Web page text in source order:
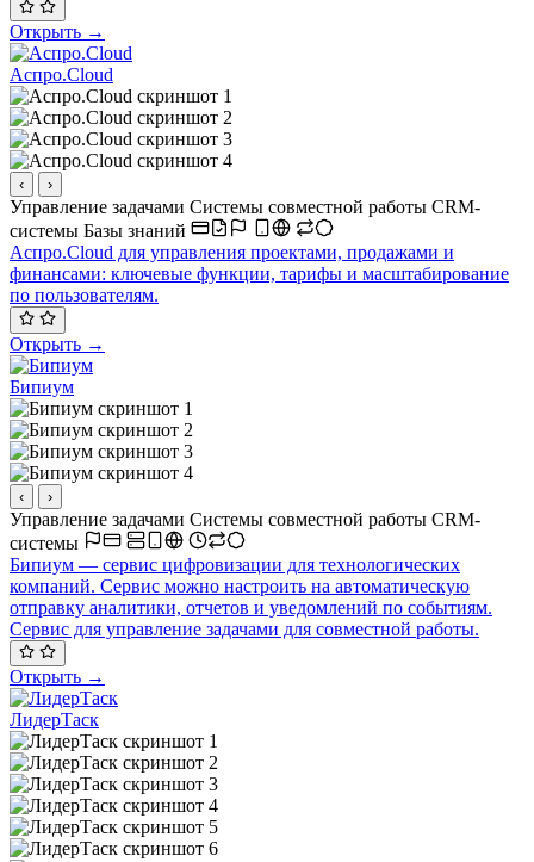
Открыть →
Аспро.Cloud
‹ ›
Управление задачами Системы совместной работы CRM-
системы Базы знаний
Аспро.Cloud для управления проектами, продажами и
финансами: ключевые функции, тарифы и масштабирование
по пользователям.
Открыть →
Бипиум
‹ ›
Управление задачами Системы совместной работы CRM-
системы
Бипиум — сервис цифровизации для технологических
компаний. Сервис можно настроить на автоматическую
отправку аналитики, отчетов и уведомлений по событиям.
Сервис для управление задачами для совместной работы.
Открыть →
ЛидерТаск